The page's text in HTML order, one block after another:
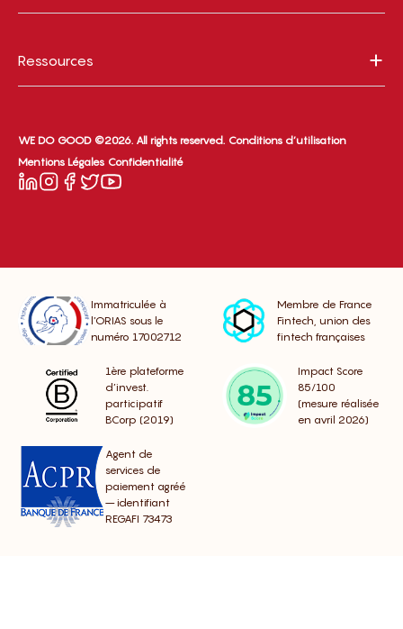
Ressources
WE DO GOOD ©2026. All rights reserved. Conditions d’utilisation
Mentions Légales Confidentialité
Immatriculée à
l’ORIAS sous le
numéro 17002712
Membre de France
Fintech, union des
fintech françaises
1ère plateforme
d’invest.
participatif
BCorp (2019)
Impact Score
85/100
(mesure réalisée
en avril 2026)
Agent de
services de
paiement agréé
– identifiant
REGAFI 73473